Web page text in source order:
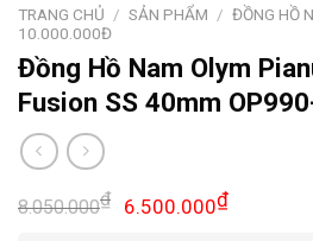
TRANG CHỦ / SẢN PHẨM / ĐỒNG HỒ
10.000.000Đ
Đồng Hồ Nam Olym
Fusion SS 40mm
8.050.000₫
Giá
6.500.000₫Giá